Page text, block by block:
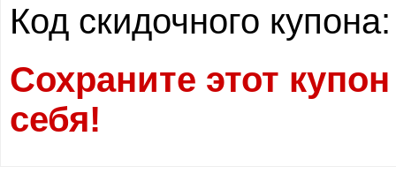
Код скидочного
Сохраните этот
себя!